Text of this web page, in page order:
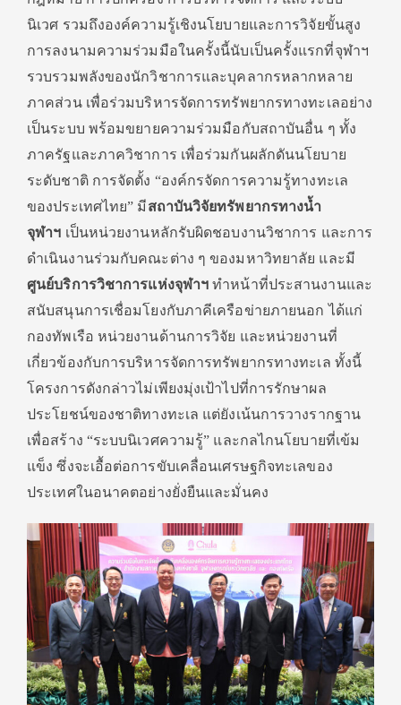
นิเวศ รวมถึงองค์ความรู้เชิงนโยบายและการวิจัยขั้นสูง
การลงนามความร่วมมือในครั้งนี้นับเป็นครั้งแรกที่จุฬาฯ
รวบรวมพลังของนักวิชาการและบุคลากรหลากหลาย
ภาคส่วน เพื่อร่วมบริหารจัดการทรัพยากรทางทะเลอย่าง
เป็นระบบ พร้อมขยายความร่วมมือกับสถาบันอื่น ๆ ทั้ง
ภาครัฐและภาควิชาการ เพื่อร่วมกันผลักดันนโยบาย
ระดับชาติ การจัดตั้ง “องค์กรจัดการความรู้ทางทะเล
ของประเทศไทย” มีสถาบันวิจัยทรัพยากรทางน้ำ
จุฬาฯ เป็นหน่วยงานหลักรับผิดชอบงานวิชาการ และการ
ดำเนินงานร่วมกับคณะต่าง ๆ ของมหาวิทยาลัย และมี
ศูนย์บริการวิชาการแห่งจุฬาฯ ทำหน้าที่ประสานงานและ
สนับสนุนการเชื่อมโยงกับภาคีเครือข่ายภายนอก ได้แก่
กองทัพเรือ หน่วยงานด้านการวิจัย และหน่วยงานที่
เกี่ยวข้องกับการบริหารจัดการทรัพยากรทางทะเล ทั้งนี้
โครงการดังกล่าวไม่เพียงมุ่งเป้าไปที่การรักษาผล
ประโยชน์ของชาติทางทะเล แต่ยังเน้นการวางรากฐาน
เพื่อสร้าง “ระบบนิเวศความรู้” และกลไกนโยบายที่เข้ม
แข็ง ซึ่งจะเอื้อต่อการขับเคลื่อนเศรษฐกิจทะเลของ
ประเทศในอนาคตอย่างยั่งยืนและมั่นคง